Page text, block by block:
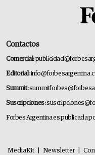
Contactos
Comercial:
Editorial:
Summit:
Suscripciones:
Forbes Argentina es publicada
MediaKit Newsletter